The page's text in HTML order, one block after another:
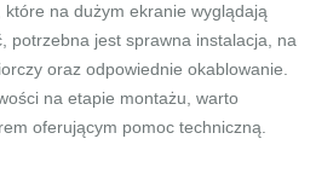
na dużym ekranie wyglądają
potrzebna jest sprawna instalacja, na
oraz odpowiednie okablowanie.
na etapie montażu, warto
oferującym pomoc techniczną.